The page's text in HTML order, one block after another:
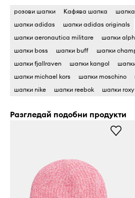
розови шапки Кафява шапка
шапки adidas
шапки adidas originals
шапки aeronautica militare
шапки
шапки boss
шапки buff шапки
шапки fjallraven
шапки kangol
шапки michael kors
шапки moschino
шапки nike
шапки reebok шапки roxy
Разгледай подобни продукти